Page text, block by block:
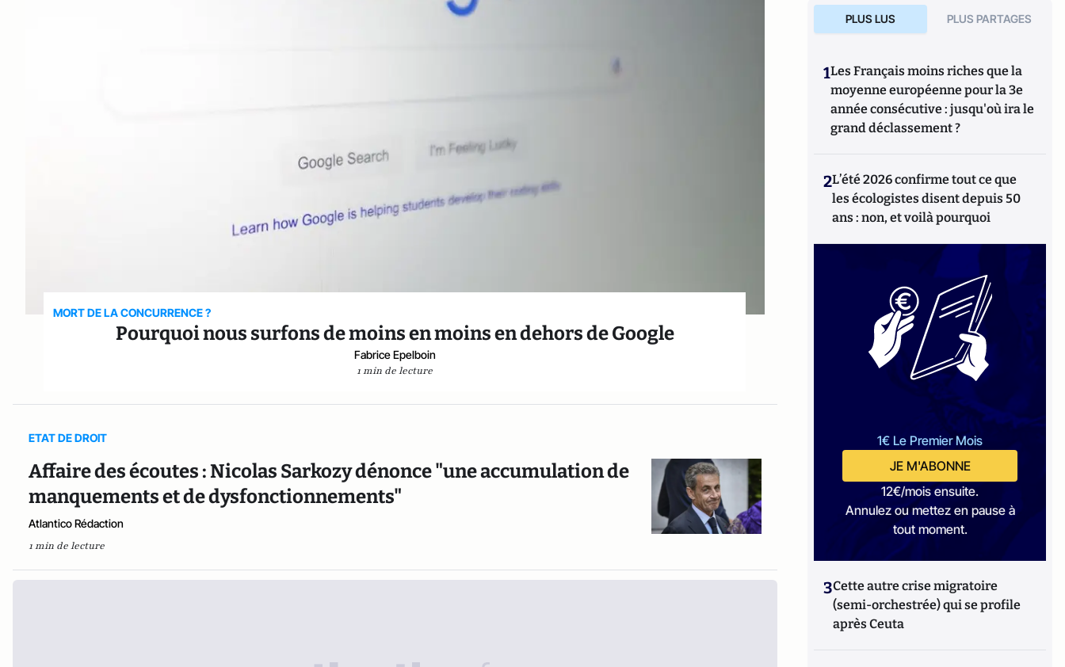
MORT DE LA CONCURRENCE ?
Pourquoi nous surfons de moins en moins en dehors de Google
Fabrice Epelboin
1 min de lecture
ETAT DE DROIT
Affaire des écoutes : Nicolas Sarkozy dénonce "une accumulation de
manquements et de dysfonctionnements"
Atlantico Rédaction
1 min de lecture
PLUS LUS PLUS PARTAGES
1Les Français moins riches que la
moyenne européenne pour la 3e
année consécutive : jusqu'où ira le
grand déclassement ?
2L’été 2026 confirme tout ce que
les écologistes disent depuis 50
ans : non, et voilà pourquoi
1€ Le Premier Mois
JE M'ABONNE
12€/mois ensuite.
Annulez ou mettez en pause à
tout moment.
3Cette autre crise migratoire
(semi-orchestrée) qui se profile
après Ceuta